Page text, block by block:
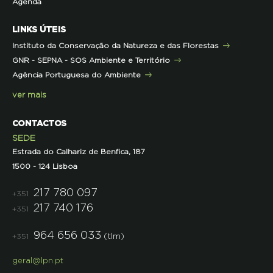
Iniciativas
Pareceres
Parcerias
Projetos
Semana do Jornalismo de Ambiente 2023
Literacia para a Floresta
Projetos
Formação Contínua para Professores
Outras Formações
Agenda
LINKS ÚTEIS
Instituto da Conservação da Natureza e das Florestas
GNR - SEPNA - SOS Ambiente e Território
Agência Portuguesa do Ambiente
ver mais
CONTACTOS
SEDE
Estrada do Calhariz de Benfica, 187
1500 - 124 Lisboa
+351 217 780 097
+351 217 740 176
+351 964 656 033 (tlm)
geral@lpn.pt